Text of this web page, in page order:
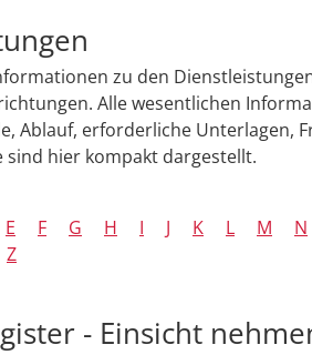
zu den
Alle wesentlichen
Ablauf, erforderliche Unterlagen,
sind hier kompakt dargestellt.
E F G H I J K L M N
Z
- Einsicht